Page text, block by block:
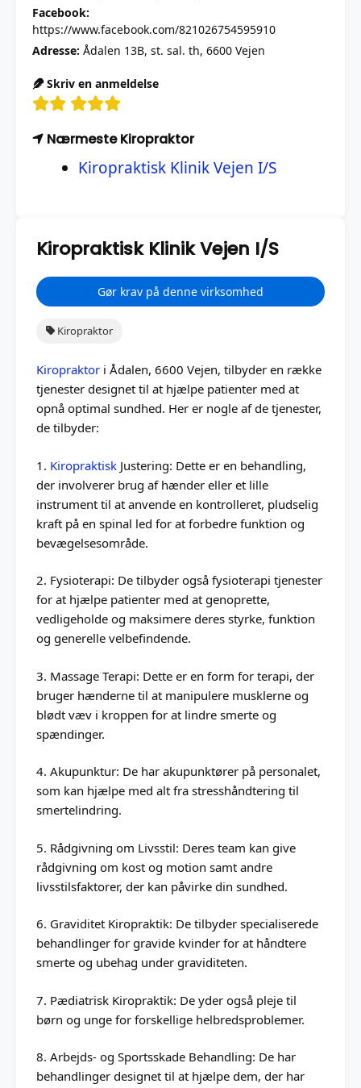
Facebook:
https://www.facebook.com/821026754595910
Adresse: Ådalen 13B, st. sal. th, 6600 Vejen
Skriv en anmeldelse
Nærmeste Kiropraktor
Kiropraktisk Klinik Vejen I/S
Kiropraktisk Klinik Vejen I/S
Gør krav på denne virksomhed
Kiropraktor
Kiropraktor i Ådalen, 6600 Vejen, tilbyder en række
tjenester designet til at hjælpe patienter med at
opnå optimal sundhed. Her er nogle af de tjenester,
de tilbyder:
1. Kiropraktisk Justering: Dette er en behandling,
der involverer brug af hænder eller et lille
instrument til at anvende en kontrolleret, pludselig
kraft på en spinal led for at forbedre funktion og
bevægelsesområde.
2. Fysioterapi: De tilbyder også fysioterapi tjenester
for at hjælpe patienter med at genoprette,
vedligeholde og maksimere deres styrke, funktion
og generelle velbefindende.
3. Massage Terapi: Dette er en form for terapi, der
bruger hænderne til at manipulere musklerne og
blødt væv i kroppen for at lindre smerte og
spændinger.
4. Akupunktur: De har akupunktører på personalet,
som kan hjælpe med alt fra stresshåndtering til
smertelindring.
5. Rådgivning om Livsstil: Deres team kan give
rådgivning om kost og motion samt andre
livsstilsfaktorer, der kan påvirke din sundhed.
6. Graviditet Kiropraktik: De tilbyder specialiserede
behandlinger for gravide kvinder for at håndtere
smerte og ubehag under graviditeten.
7. Pædiatrisk Kiropraktik: De yder også pleje til
børn og unge for forskellige helbredsproblemer.
8. Arbejds- og Sportsskade Behandling: De har
behandlinger designet til at hjælpe dem, der har